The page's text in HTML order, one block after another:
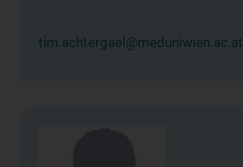
tim.achtergael@meduniwien.ac.at